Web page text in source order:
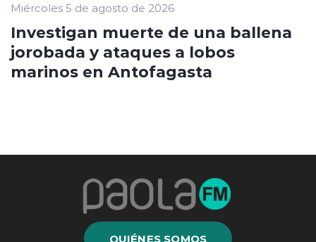
Miércoles 5 de agosto de 2026
Investigan muerte de una ballena
jorobada y ataques a lobos
marinos en Antofagasta
QUIÉNES SOMOS